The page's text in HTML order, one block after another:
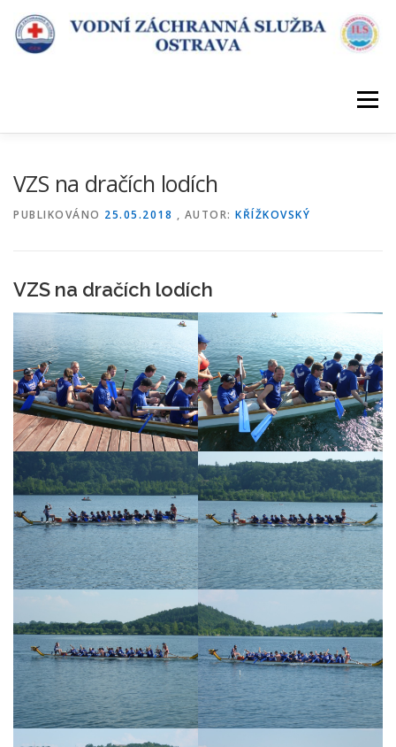
obsah
Menu
VZS na dračích lodích
PUBLIKOVÁNO 25.05.2018 , AUTOR: KŘÍŽKOVSKÝ
VZS na dračích lodích